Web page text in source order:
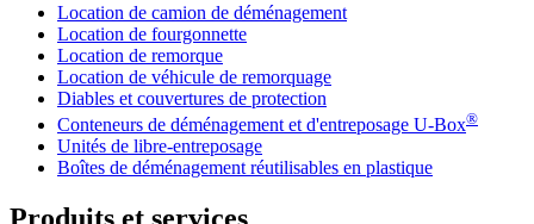
Location de camion de déménagement
Location de fourgonnette
Location de remorque
Location de véhicule de remorquage
Diables et couvertures de protection
Conteneurs de déménagement et d'entreposage U-Box®
Unités de libre-entreposage
Boîtes de déménagement réutilisables en plastique